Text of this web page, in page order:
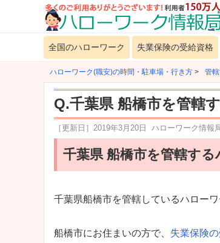
全国のハローワーク 失業保険の受給資格
ハローワーク(職安)の時間・駐車場・行き方 > 管
Q.千葉県 船橋市を管轄
［更新日］ 2019年3月20日 ハローワーク情報
千葉県 船橋市を管轄する
千葉県船橋市を管轄しているハローワ
船橋市にお住まいの方で、 失業保険